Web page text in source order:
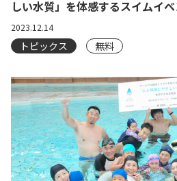
しい水質」を体感するスイムイ
2023.12.14
トピックス 無料